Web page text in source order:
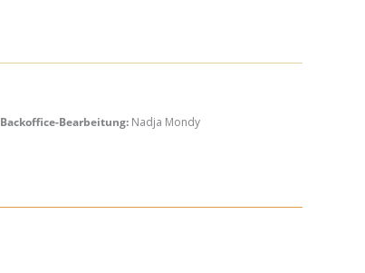
Backoffice-Bearbeitung: Nadja Mondy